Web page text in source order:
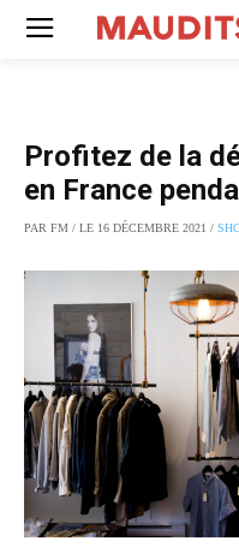
Profitez de la
en France
PAR FM / LE 16 DÉCEMBRE 2021 /